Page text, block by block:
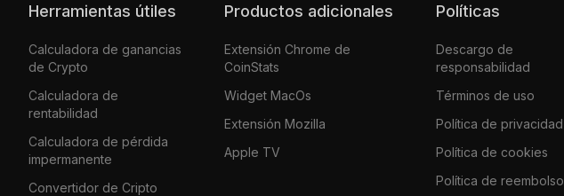
Herramientas útiles
Calculadora de ganancias
de Crypto
Calculadora de
rentabilidad
Calculadora de pérdida
impermanente
Convertidor de Cripto
Productos adicionales
Extensión Chrome de
CoinStats
Widget MacOs
Extensión Mozilla
Apple TV
Políticas
Descargo de
responsabilidad
Términos de uso
Política de privacidad
Política de cookies
Política de reembolso